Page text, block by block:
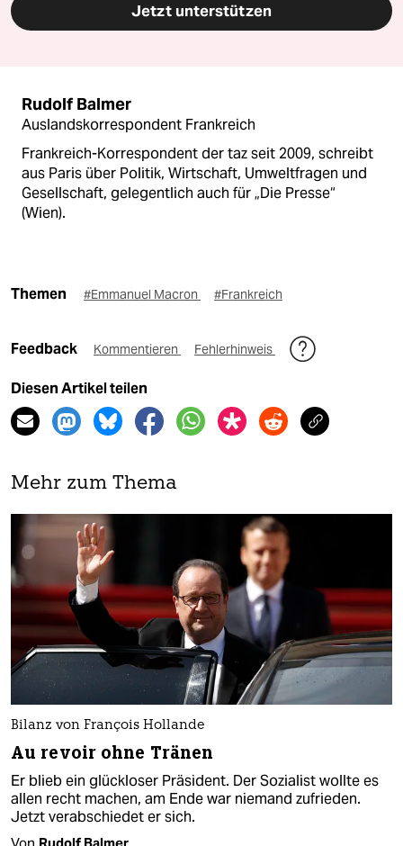
Jetzt unterstützen
Rudolf Balmer
Auslandskorrespondent Frankreich
Frankreich-Korrespondent der taz seit 2009, schreibt
aus Paris über Politik, Wirtschaft, Umweltfragen und
Gesellschaft, gelegentlich auch für „Die Presse“
(Wien).
Themen #Emmanuel Macron #Frankreich
Feedback Kommentieren Fehlerhinweis
Diesen Artikel teilen
Mehr zum Thema
Bilanz von François Hollande
Au revoir ohne Tränen
Er blieb ein glückloser Präsident. Der Sozialist wollte es
allen recht machen, am Ende war niemand zufrieden.
Jetzt verabschiedet er sich.